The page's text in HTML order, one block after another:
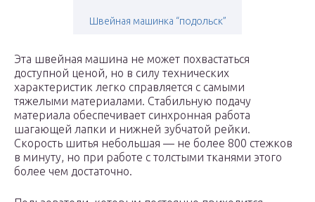
Швейная машинка “подольск”
Эта швейная машина не может похвастаться
доступной ценой, но в силу технических
характеристик легко справляется с самыми
тяжелыми материалами. Стабильную подачу
материала обеспечивает синхронная работа
шагающей лапки и нижней зубчатой рейки.
Скорость шитья небольшая — не более 800 стежков
в минуту, но при работе с толстыми тканями этого
более чем достаточно.